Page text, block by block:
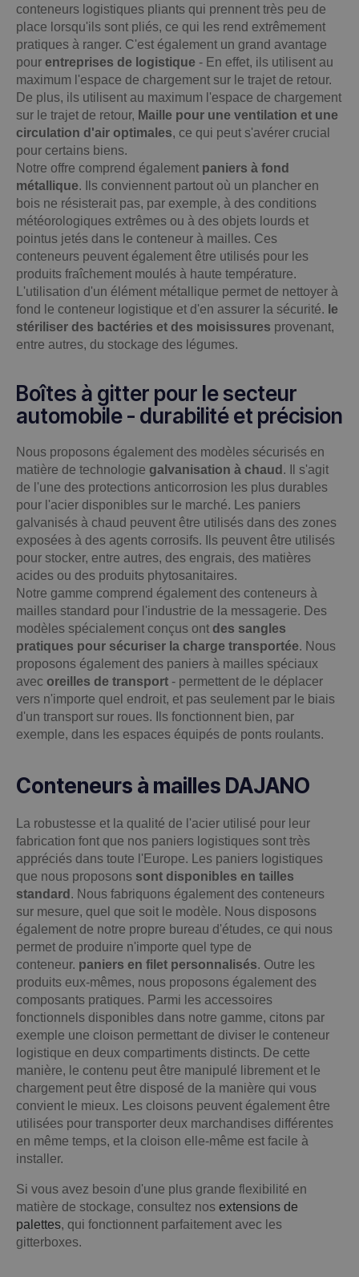
conteneurs logistiques pliants qui prennent très peu de
place lorsqu'ils sont pliés, ce qui les rend extrêmement
pratiques à ranger. C'est également un grand avantage
pour entreprises de logistique - En effet, ils utilisent au
maximum l'espace de chargement sur le trajet de retour.
De plus, ils utilisent au maximum l'espace de chargement
sur le trajet de retour, Maille pour une ventilation et une
circulation d'air optimales, ce qui peut s'avérer crucial
pour certains biens.
Notre offre comprend également paniers à fond
métallique. Ils conviennent partout où un plancher en
bois ne résisterait pas, par exemple, à des conditions
météorologiques extrêmes ou à des objets lourds et
pointus jetés dans le conteneur à mailles. Ces
conteneurs peuvent également être utilisés pour les
produits fraîchement moulés à haute température.
L'utilisation d'un élément métallique permet de nettoyer à
fond le conteneur logistique et d'en assurer la sécurité. le
stériliser des bactéries et des moisissures provenant,
entre autres, du stockage des légumes.
Boîtes à gitter pour le secteur
automobile - durabilité et précision
Nous proposons également des modèles sécurisés en
matière de technologie galvanisation à chaud . Il s'agit
de l'une des protections anticorrosion les plus durables
pour l'acier disponibles sur le marché. Les paniers
galvanisés à chaud peuvent être utilisés dans des zones
exposées à des agents corrosifs. Ils peuvent être utilisés
pour stocker, entre autres, des engrais, des matières
acides ou des produits phytosanitaires.
Notre gamme comprend également des conteneurs à
mailles standard pour l'industrie de la messagerie. Des
modèles spécialement conçus ont des sangles
pratiques pour sécuriser la charge transportée. Nous
proposons également des paniers à mailles spéciaux
avec oreilles de transport - permettent de le déplacer
vers n'importe quel endroit, et pas seulement par le biais
d'un transport sur roues. Ils fonctionnent bien, par
exemple, dans les espaces équipés de ponts roulants.
Conteneurs à mailles DAJANO
La robustesse et la qualité de l'acier utilisé pour leur
fabrication font que nos paniers logistiques sont très
appréciés dans toute l'Europe. Les paniers logistiques
que nous proposons sont disponibles en tailles
standard . Nous fabriquons également des conteneurs
sur mesure, quel que soit le modèle. Nous disposons
également de notre propre bureau d'études, ce qui nous
permet de produire n'importe quel type de
conteneur. paniers en filet personnalisés. Outre les
produits eux-mêmes, nous proposons également des
composants pratiques. Parmi les accessoires
fonctionnels disponibles dans notre gamme, citons par
exemple une cloison permettant de diviser le conteneur
logistique en deux compartiments distincts. De cette
manière, le contenu peut être manipulé librement et le
chargement peut être disposé de la manière qui vous
convient le mieux. Les cloisons peuvent également être
utilisées pour transporter deux marchandises différentes
en même temps, et la cloison elle-même est facile à
installer.
Si vous avez besoin d'une plus grande flexibilité en
matière de stockage, consultez nos extensions de
palettes, qui fonctionnent parfaitement avec les
gitterboxes.